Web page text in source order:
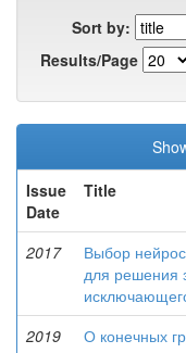
Sort by:
Results/Page
Issue
Date
Title
2017
Выбор
для решения
2019
О конечных